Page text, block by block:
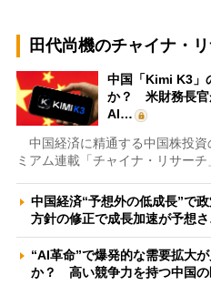
田代尚機のチャイナ・
中国「Kimi K3」
か？ 米財務長官
AI…
中国経済に精通する中国株投資
ミアム連載「チャイナ・リサー
中国経済“予想外の低成長”で
方針の修正で成長加速が予想
“AI革命”で爆発的な需要拡大
か？ 高い競争力を持つ中国